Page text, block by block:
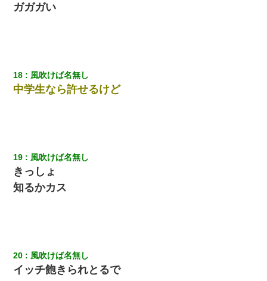
感がヤバイ・・・
高1のとき男に襲われ、不妊の叔母に頼まれて出産。→叔母夫婦が
養子縁組してアメリカに子供を連れ帰った。→9・11で叔母夫婦が
亡くなってしまい…
ずっとニートだと思ってた同居の義弟が投資で旦那より稼いでる
とか知らなかった…
ガガガい
18 風吹けば名無し
中学生なら許せるけど
19 風吹けば名無し
きっしょ
知るかカス
20 風吹けば名無し
イッチ飽きられとるで